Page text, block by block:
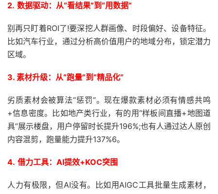
2. 数据驱动：从“看结果”到“用数据”
别再只盯着ROI了!要深挖人群画像、时段偏好、设备特征。
比如汽车行业，通过分析高价值用户的地域分布，锁定潜力
区域。
3. 素材升级：从“跑量”到“精品化”
劣质素材会被算法“惩罚”。现在爆款素材必须有情感共鸣
+信息密度。比如地产类行业，有的用“样板间直播+地图道
具”展示楼盘，用户停留时长提升196%;也有人通过达人原创
内容混剪，跑量能力提升137%6。
4. 借力工具：AI提效+KOC突围
人力有极限，但AI没有。比如用AIGC工具批量生成素材，